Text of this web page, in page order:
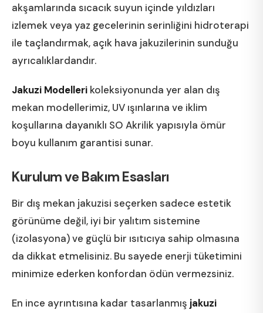
akşamlarında sıcacık suyun içinde yıldızları
izlemek veya yaz gecelerinin serinliğini hidroterapi
ile taçlandırmak, açık hava jakuzilerinin sunduğu
ayrıcalıklardandır.
Jakuzi Modelleri koleksiyonunda yer alan dış
mekan modellerimiz, UV ışınlarına ve iklim
koşullarına dayanıklı SO Akrilik yapısıyla ömür
boyu kullanım garantisi sunar.
Kurulum ve Bakım Esasları
Bir dış mekan jakuzisi seçerken sadece estetik
görünüme değil, iyi bir yalıtım sistemine
(izolasyona) ve güçlü bir ısıtıcıya sahip olmasına
da dikkat etmelisiniz. Bu sayede enerji tüketimini
minimize ederken konfordan ödün vermezsiniz.
En ince ayrıntısına kadar tasarlanmış jakuzi